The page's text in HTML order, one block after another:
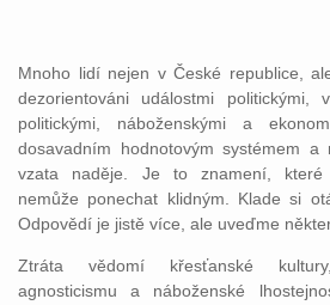
Mnoho lidí nejen v České republice,
dezorientováni událostmi politickými,
politickými, náboženskými a
dosavadním hodnotovým systémem
vzata naděje. Je to znamení, které
nemůže ponechat klidným. Klade si
Odpovědí je jistě více, ale uveďme
Ztráta vědomí křesťanské
agnosticismu a náboženské